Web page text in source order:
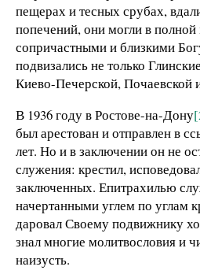
пещерах и тесных срубах,
попечений, они могли в
сопричастными и близкими
подвизались не только
Киево-Печерской, Почаевской
В 1936 году в Ростове-на-Дону
был арестован и отправлен в
лет. Но и в заключении он не
служения: крестил,
заключенных. Епитрахилью
начертанными углем по углам
даровал Своему подвижнику
знал многие молитвословия и
наизусть.